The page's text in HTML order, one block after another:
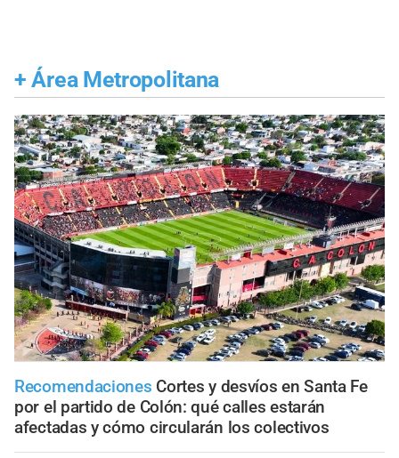
+ Área Metropolitana
Recomendaciones Cortes y desvíos en Santa Fe
por el partido de Colón: qué calles estarán
afectadas y cómo circularán los colectivos